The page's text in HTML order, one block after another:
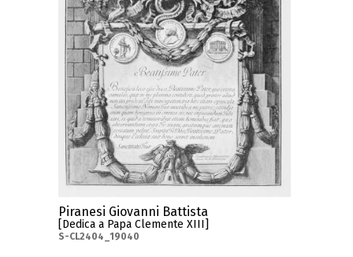
Piranesi Giovanni Battista
[Dedica a Papa Clemente XIII]
S-CL2404_19040